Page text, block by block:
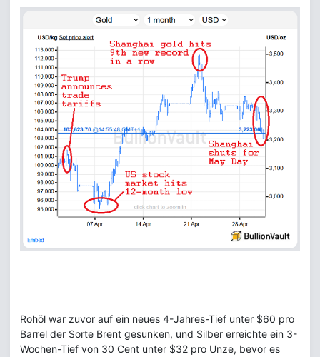
Rohöl war zuvor auf ein neues 4-Jahres-Tief unter $60 pro
Barrel der Sorte Brent gesunken, und Silber erreichte ein 3-
Wochen-Tief von 30 Cent unter $32 pro Unze, bevor es